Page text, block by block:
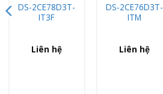
DS-2CE78D3T-
IT3F
Liên hệ
DS-2CE76D3T-
ITM
Liên hệ